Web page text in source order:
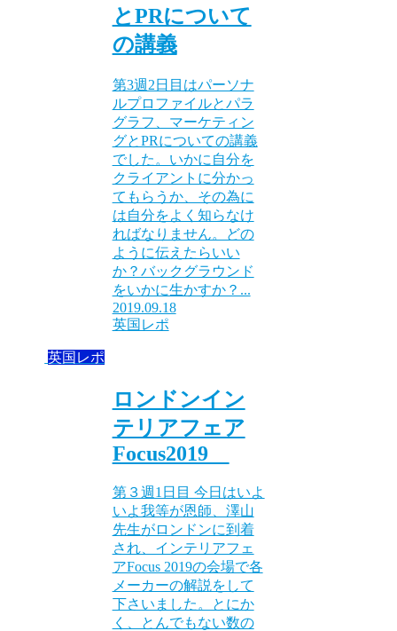
とPRについて
の講義
第3週2日目はパーソナ
ルプロファイルとパラ
グラフ、マーケティン
グとPRについての講義
でした。いかに自分を
クライアントに分かっ
てもらうか、その為に
は自分をよく知らなけ
ればなりません。どの
ように伝えたらいい
か？バックグラウンド
をいかに生かすか？...
2019.09.18
英国レポ
英国レポ
ロンドンイン
テリアフェア
Focus2019
第３週1日目 今日はいよ
いよ我等が恩師、澤山
先生がロンドンに到着
され、インテリアフェ
アFocus 2019の会場で各
メーカーの解説をして
下さいました。とにか
く、とんでもない数の